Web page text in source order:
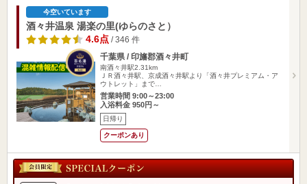
今空いています
酒々井温泉 湯楽の里(ゆらのさと）
4.6点 / 346 件
千葉県 / 印旛郡酒々井町
南酒々井駅2.31km
ＪＲ酒々井駅、京成酒々井駅より「酒々井プレミアム・ア
ウトレット」まで…
営業時間 9:00～23:00
入浴料金 950円～
日帰り
クーポンあり